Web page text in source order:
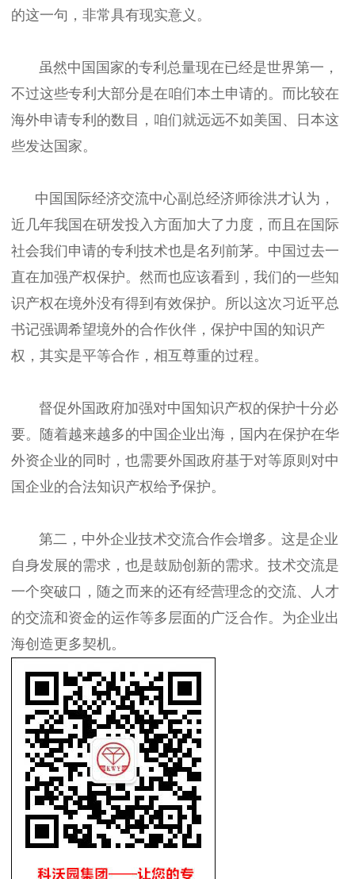
的这一句，非常具有现实意义。
虽然中国国家的专利总量现在已经是世界第一，
不过这些专利大部分是在咱们本土申请的。而比较在
海外申请专利的数目，咱们就远远不如美国、日本这
些发达国家。
中国国际经济交流中心副总经济师徐洪才认为，
近几年我国在研发投入方面加大了力度，而且在国际
社会我们申请的专利技术也是名列前茅。中国过去一
直在加强产权保护。然而也应该看到，我们的一些知
识产权在境外没有得到有效保护。所以这次习近平总
书记强调希望境外的合作伙伴，保护中国的知识产
权，其实是平等合作，相互尊重的过程。
督促外国政府加强对中国知识产权的保护十分必
要。随着越来越多的中国企业出海，国内在保护在华
外资企业的同时，也需要外国政府基于对等原则对中
国企业的合法知识产权给予保护。
第二，中外企业技术交流合作会增多。这是企业
自身发展的需求，也是鼓励创新的需求。技术交流是
一个突破口，随之而来的还有经营理念的交流、人才
的交流和资金的运作等多层面的广泛合作。为企业出
海创造更多契机。